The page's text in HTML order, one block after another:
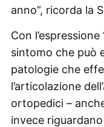
anno”, ricorda la
Con
sintomo che può
patologie che
l’articolazione
ortopedici –
invece